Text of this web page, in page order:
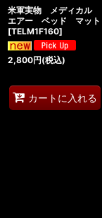
米軍実物 メディカル
エアー ベッド マット
[TELM1F160]
2,800円(税込)
カートに入れる